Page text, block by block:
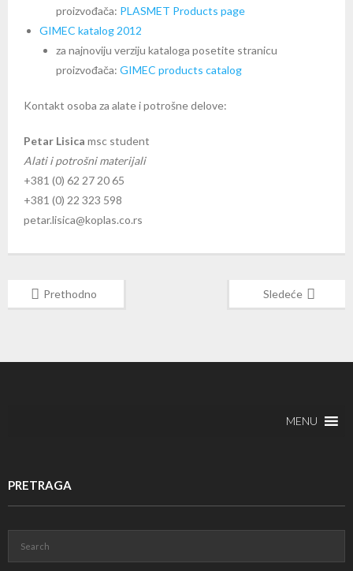
proizvođača: PLASMET Products page
GIMEC katalog 2012
za najnoviju verziju kataloga posetite stranicu
proizvođača: GIMEC products catalog
Kontakt osoba za alate i potrošne delove:
Petar Lisica msc student
Alati i potrošni materijali
+381 (0) 62 27 20 65
+381 (0) 22 323 598
petar.lisica@koplas.co.rs
Prethodno Sledeće
MENU
PRETRAGA